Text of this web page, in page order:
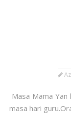
Masa Mama
masa hari